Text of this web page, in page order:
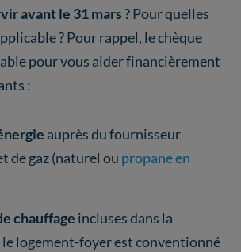
avant le 31 mars? Pour quelles
? Pour rappel, le chèque
pour vous aider financièrement
:
auprès du fournisseur
de gaz (naturel ou propane en
chauffage incluses dans la
le logement-foyer est conventionné